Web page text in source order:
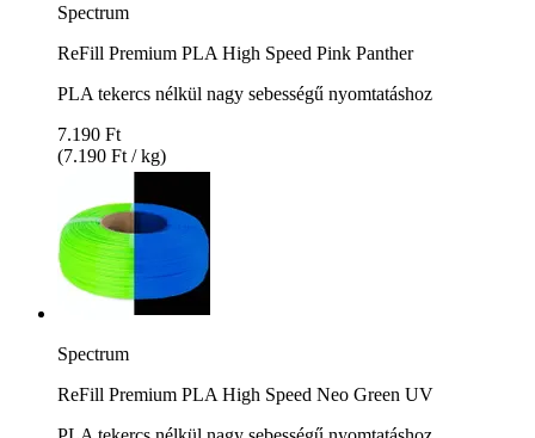
Spectrum
ReFill Premium PLA High Speed Pink Panther
PLA tekercs nélkül nagy sebességű nyomtatáshoz
7.190 Ft
(7.190 Ft / kg)
Spectrum
ReFill Premium PLA High Speed Neo Green UV